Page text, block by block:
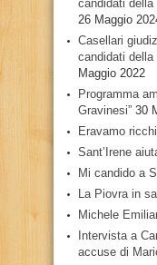
candidati della
26 Maggio
Casellari
candidati della
Maggio 2022
Programma
Gravinesi” 30
Eravamo ricchi
Sant’Irene
Mi candido a
La Piovra in
Michele
Intervista a
accuse di